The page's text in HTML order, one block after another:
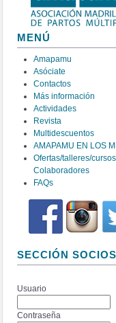
MENÚ
Amapamu
Asóciate
Contactos
Más información
Actividades
Revista
Multidescuentos
AMAPAMU EN LOS
Ofertas/talleres/cursos
Colaboradores
FAQs
SECCIÓN SOCIOS
Usuario
Contraseña